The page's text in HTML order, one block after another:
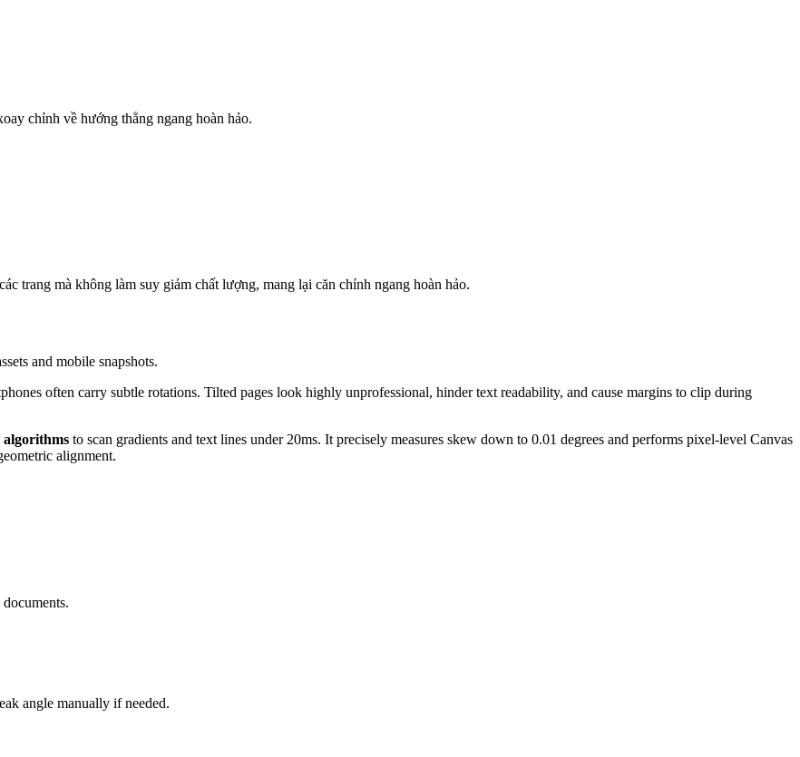
chỉnh về hướng thẳng ngang hoàn hảo.
trang mà không làm suy giảm chất lượng, mang lại căn chỉnh ngang hoàn hảo.
and mobile snapshots.
often carry subtle rotations. Tilted pages look highly unprofessional, hinder text readability, and cause margins to clip during
algorithms to scan gradients and text lines under 20ms. It precisely measures skew down to 0.01 degrees and performs pixel-level Canvas
alignment.
angle manually if needed.